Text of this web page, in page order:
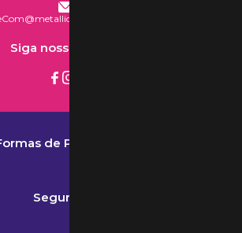
Siga nossas redes
de Pagamento
Segurança